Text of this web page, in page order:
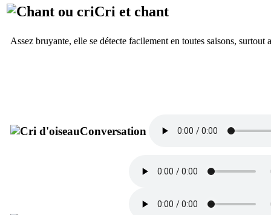
Cri et chant
Assez bruyante, elle se détecte facilement en toutes saisons, surtout
Conversation